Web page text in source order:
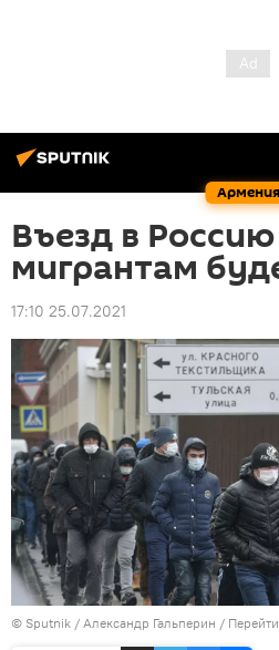
Армения
Въезд в
мигрантам
17:10 25.07.2021
© Sputnik / Александр Гальперин /